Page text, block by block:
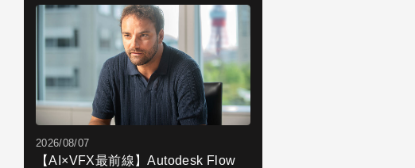
2026/08/07
【AI×VFX最前線】Autodesk Flow